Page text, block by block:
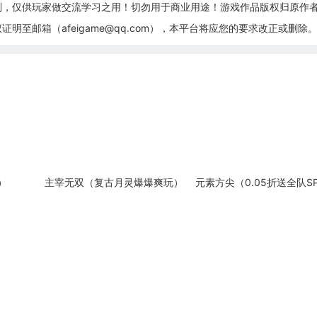
仅供玩家做交流学习之用！切勿用于商业用途！游戏作品版权归原作
明至邮箱（afeigame@qq.com），本平台将应您的要求改正或删除。
主宰无双（复古月灵爆爆爽玩） 元素方尖（0.05折送全队SP